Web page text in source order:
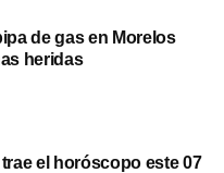
de gas en Morelos
heridas
el horóscopo este 07